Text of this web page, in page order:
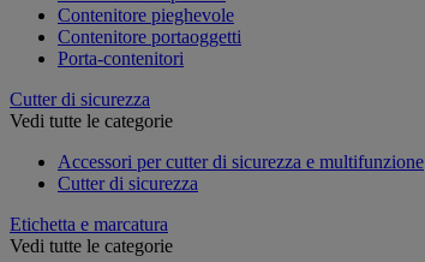
Contenitore pieghevole
Contenitore portaoggetti
Porta-contenitori
Cutter di sicurezza
Vedi tutte le categorie
Accessori per cutter di sicurezza e multifunzione
Cutter di sicurezza
Etichetta e marcatura
Vedi tutte le categorie